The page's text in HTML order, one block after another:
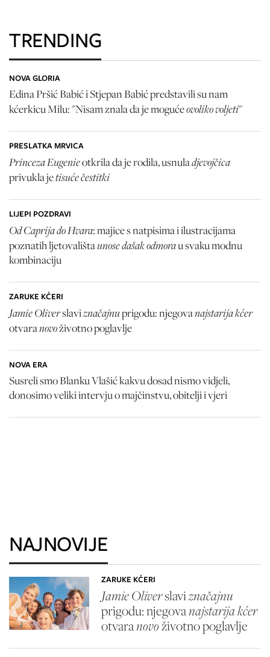
TRENDING
NOVA GLORIA
Edina Pršić Babić i Stjepan Babić predstavili su nam
kćerkicu Milu: "Nisam znala da je mogućeovoliko voljeti"
PRESLATKA MRVICA
Princeza Eugenieotkrila da je rodila, usnuladjevojčica
privukla jetisuće čestitki
LIJEPI POZDRAVI
Od Caprija do Hvara: majice s natpisima i ilustracijama
poznatih ljetovalištaunose dašak odmorau svaku modnu
kombinaciju
ZARUKE KĆERI
Jamie Oliverslaviznačajnuprigodu: njegovanajstarija kćer
otvaranovoživotno poglavlje
NOVA ERA
Susreli smo Blanku Vlašić kakvu dosad nismo vidjeli,
donosimo veliki intervju o majčinstvu, obitelji i vjeri
NAJNOVIJE
ZARUKE KĆERI
Jamie Oliverslaviznačajnu
prigodu: njegovanajstarija kćer
otvaranovoživotno poglavlje